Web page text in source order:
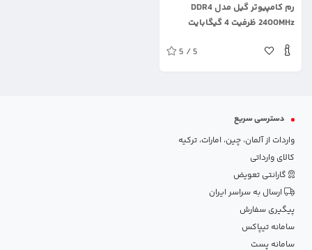
رم کامپیوتر گیل مدل DDR4
2400MHz ظرفیت 4 گیگابایت
5 / 5
دسترسی سریع
واردات از آلمان، چین، امارات، ترکیه
کالای وارداتی
گارانتی تعویض
ارسال به سراسر ایران
پیگیری سفارش
سامانه تیپاکس
سامانه پست